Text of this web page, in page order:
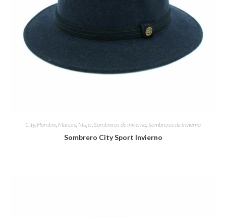
City, Hombre Marcas Mujer, Sombreros de invierno Sombreros de Invierno
Sombrero City Sport Invierno